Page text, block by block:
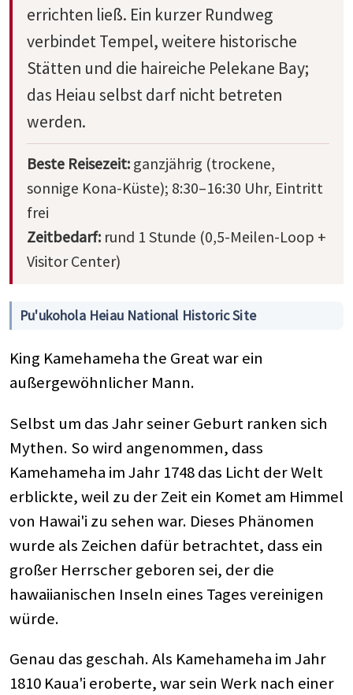
errichten ließ. Ein kurzer Rundweg
verbindet Tempel, weitere historische
Stätten und die haireiche Pelekane Bay;
das Heiau selbst darf nicht betreten
werden.
Beste Reisezeit: ganzjährig (trockene,
sonnige Kona-Küste); 8:30–16:30 Uhr, Eintritt
frei
Zeitbedarf: rund 1 Stunde (0,5-Meilen-Loop +
Visitor Center)
Pu'ukohola Heiau National Historic Site
King Kamehameha the Great war ein
außergewöhnlicher Mann.
Selbst um das Jahr seiner Geburt ranken sich
Mythen. So wird angenommen, dass
Kamehameha im Jahr 1748 das Licht der Welt
erblickte, weil zu der Zeit ein Komet am Himmel
von Hawai'i zu sehen war. Dieses Phänomen
wurde als Zeichen dafür betrachtet, dass ein
großer Herrscher geboren sei, der die
hawaiianischen Inseln eines Tages vereinigen
würde.
Genau das geschah. Als Kamehameha im Jahr
1810 Kaua'i eroberte, war sein Werk nach einer